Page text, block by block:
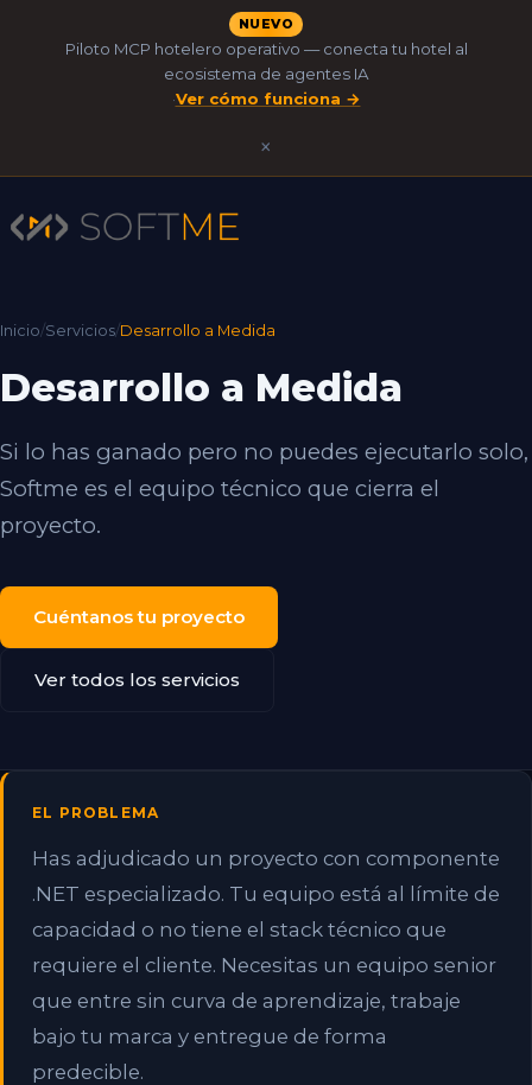
NUEVO
Piloto MCP hotelero operativo — conecta tu hotel al
ecosistema de agentes IA
·Ver cómo funciona →
×
Inicio/Servicios/Desarrollo a Medida
Desarrollo a Medida
Si lo has ganado pero no puedes ejecutarlo solo,
Softme es el equipo técnico que cierra el
proyecto.
Cuéntanos tu proyecto
Ver todos los servicios
EL PROBLEMA
Has adjudicado un proyecto con componente
.NET especializado. Tu equipo está al límite de
capacidad o no tiene el stack técnico que
requiere el cliente. Necesitas un equipo senior
que entre sin curva de aprendizaje, trabaje
bajo tu marca y entregue de forma
predecible.